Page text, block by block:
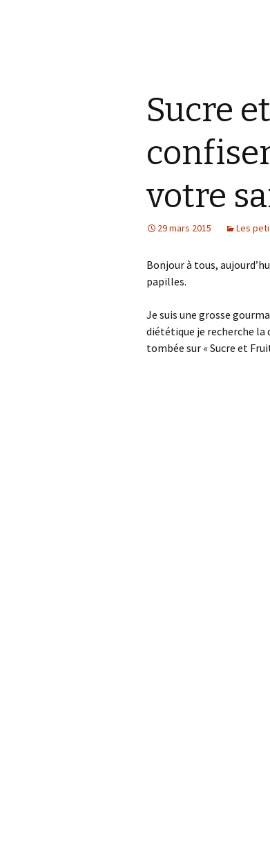
Sucre
votre
29 mars 2015 Les
Bonjour à tous,
papilles.
Je suis une grosse
diététique je recherche la
tombée sur « Sucre et